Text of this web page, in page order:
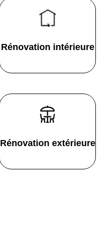
Rénovation intérieure
Rénovation extérieure